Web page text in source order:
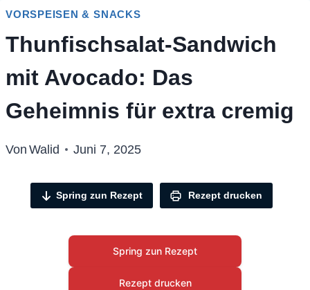
VORSPEISEN & SNACKS
Thunfischsalat-Sandwich
mit Avocado: Das
Geheimnis für extra cremig
Von Walid Juni 7, 2025
Spring zun Rezept Rezept drucken
Spring zun Rezept
Rezept drucken